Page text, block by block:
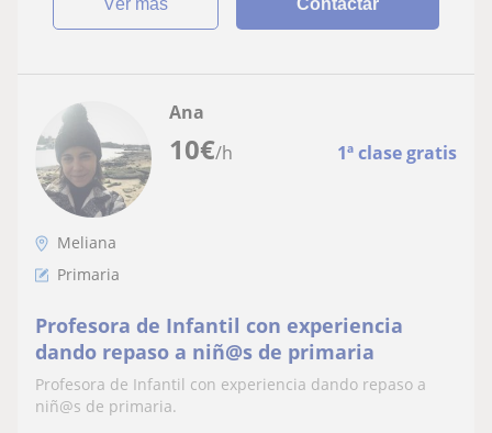
ver más Contactar
10€/h 1ª clase gratis
Ana
Meliana
Primaria
Profesora de Infantil con experiencia
dando repaso a niñ@s de primaria
Profesora de Infantil con experiencia dando repaso a
niñ@s de primaria.